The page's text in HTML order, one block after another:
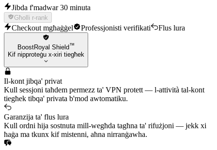
Jibda f'madwar 30 minuta
Għolli r-rank
Checkout mgħaġġel Professjonisti verifikati Flus lura
BoostRoyal Shield™
Kif nipproteġu x-xiri tiegħek
Il-kont jibqa' privat
Kull sessjoni taħdem permezz ta' VPN protett — l-attività tal-kont
tiegħek tibqa' privata b'mod awtomatiku.
Garanzija ta' flus lura
Kull ordni hija sostnuta mill-wegħda tagħna ta' rifużjoni — jekk xi
ħaġa ma tkunx kif mistenni, aħna nirranġawha.